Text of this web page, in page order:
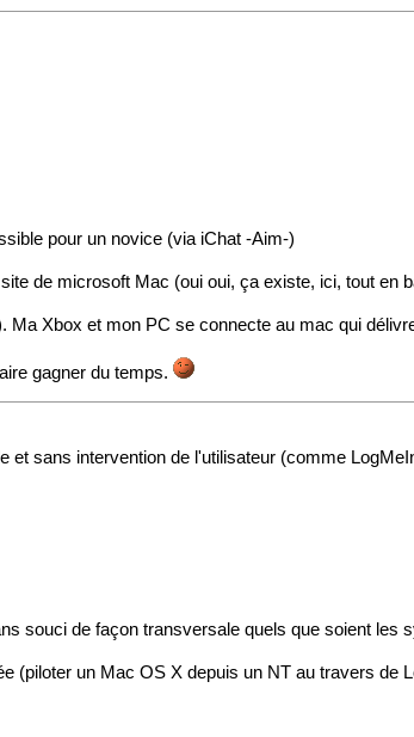
pour un novice (via iChat -Aim-)
de microsoft Mac (oui oui,ça existe, ici, tout en
Xbox et mon PC se connecte au mac qui
gagner du temps.
et sans intervention de l'utilisateur (comme
souci de façon transversale quels que soient les
(piloter un Mac OS X depuis un NT au travers de